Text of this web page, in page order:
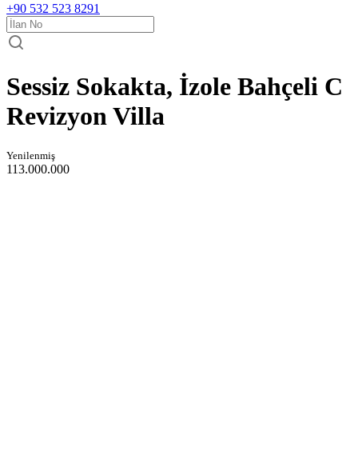
+90 532 523 8291
Sessiz Sokakta, İzole Bahçeli C
Revizyon Villa
Yenilenmiş
113.000.000